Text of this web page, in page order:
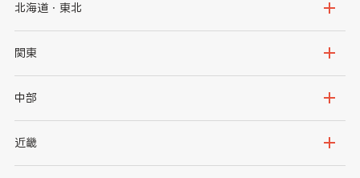
北海道・東北
北海道
岩手県
秋田県
関東
茨城県
群馬県
中部
新潟県
近畿